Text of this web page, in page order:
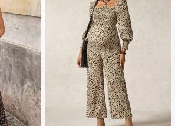
4.88 481K עוקבים
4.88 481K עוקבים